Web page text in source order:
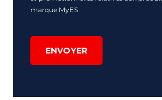
marque MyES
ENVOYER